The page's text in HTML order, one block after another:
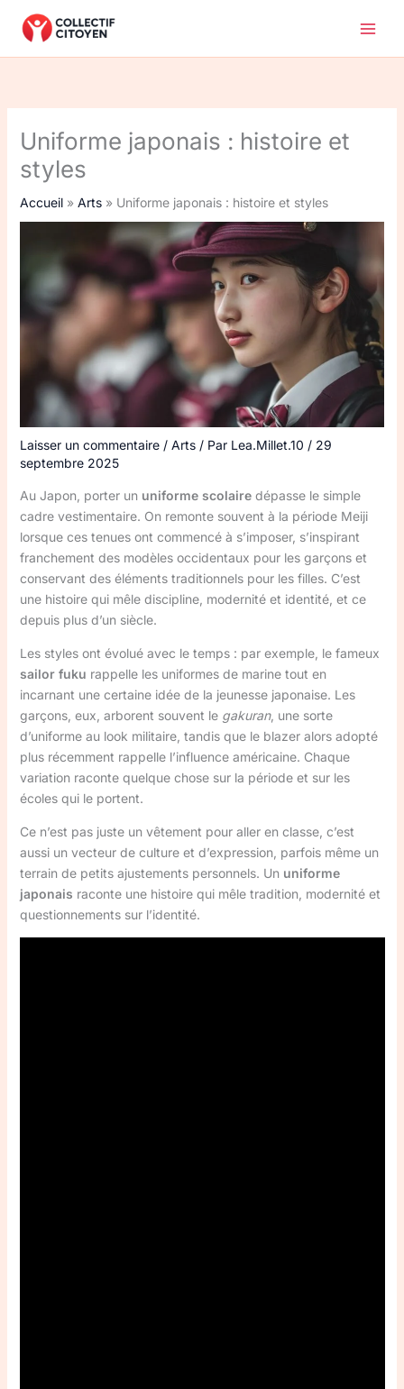
Uniforme japonais : histoire et
styles
Accueil Arts Uniforme japonais : histoire et styles
Laisser un commentaire / Arts/ Par Lea.Millet.10 / 29
septembre 2025
Au Japon, porter un uniforme scolairedépasse le simple
cadre vestimentaire. On remonte souvent à la période Meiji
lorsque ces tenues ont commencé à s’imposer, s’inspirant
franchement des modèles occidentaux pour les garçons et
conservant des éléments traditionnels pour les filles. C’est
une histoire qui mêle discipline, modernité et identité, et ce
depuis plus d’un siècle.
Les styles ont évolué avec le temps : par exemple, le fameux
sailor fuku rappelle les uniformes de marine tout en
incarnant une certaine idée de la jeunesse japonaise. Les
garçons, eux, arborent souvent le gakuran, une sorte
d’uniforme au look militaire, tandis que le blazer alors adopté
plus récemment rappelle l’influence américaine. Chaque
variation raconte quelque chose sur la période et sur les
écoles qui le portent.
Ce n’est pas juste un vêtement pour aller en classe, c’est
aussi un vecteur de culture et d’expression, parfois même un
terrain de petits ajustements personnels. Un uniforme
japonais raconte une histoire qui mêle tradition, modernité et
questionnements sur l’identité.